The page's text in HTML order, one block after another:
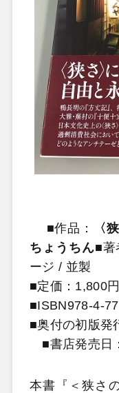
■作品：
〈
ちょうちん■著
ージ / 並製
■定価：1,800
■ISBN978-4-
■奥付の初版発
■書店発売日
本書『＜狭さ